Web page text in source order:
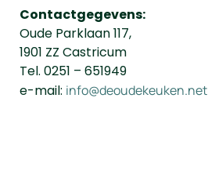
Contactgegevens:
Oude Parklaan 117,
1901 ZZ Castricum
Tel. 0251 – 651949
e-mail: info@deoudekeuken.net